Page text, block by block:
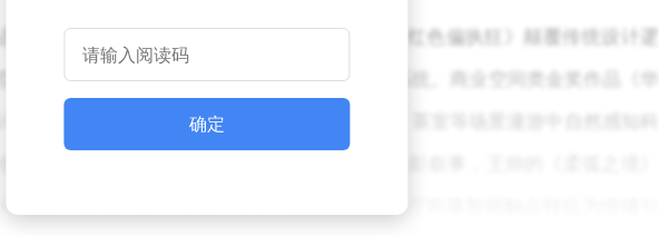
引发行业震动。住宅空间类金奖得主崔震以《红色偏执狂》颠覆传统设计逻
间体验，通过华为鸿蒙智慧生态构建健康呼吸系统。商业空间类金奖作品《华
师陈辰打造，其"隐形智能"理念让用户在花园、茶室等场景漫游中自然感知科
回廊》展现AI设计潜能，潘育章的超跑主题展厅则将智能触点转化为情绪引
确定